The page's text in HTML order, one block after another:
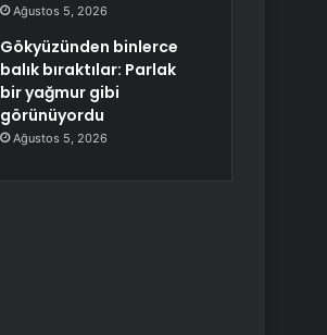
Ağustos 5, 2026
Gökyüzünden binlerce
balık bıraktılar: Parlak
bir yağmur gibi
görünüyordu
Ağustos 5, 2026